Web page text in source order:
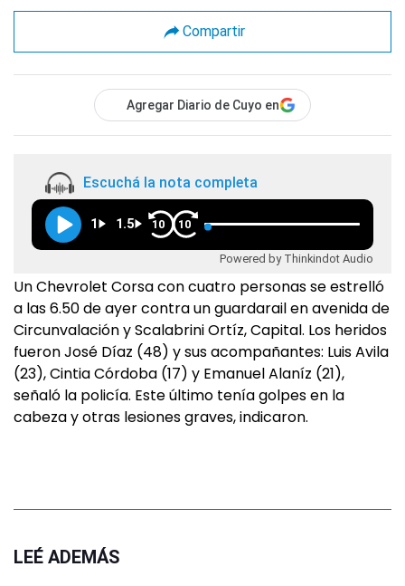
Compartir
Agregar Diario de Cuyo en
Escuchá la nota completa
1 1.5 10 10
Powered by Thinkindot Audio
Un Chevrolet Corsa con cuatro personas se estrelló
a las 6.50 de ayer contra un guardarail en avenida de
Circunvalación y Scalabrini Ortíz, Capital. Los heridos
fueron José Díaz (48) y sus acompañantes: Luis Avila
(23), Cintia Córdoba (17) y Emanuel Alaníz (21),
señaló la policía. Este último tenía golpes en la
cabeza y otras lesiones graves, indicaron.
LEÉ ADEMÁS